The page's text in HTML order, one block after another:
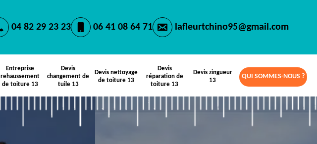
04 82 29 23 23 06 41 08 64 71 lafleurtchino95@gmail.com
Entreprise
rehaussement
de toiture 13
Devis
changement de
tuile 13
Devis nettoyage
de toiture 13
Devis
réparation de
toiture 13
Devis zingueur
13
QUI SOMMES-NOUS ?